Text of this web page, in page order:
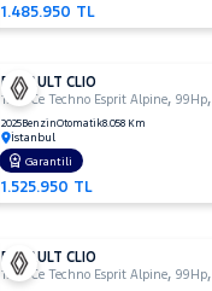
1.485.950 TL
RENAULT CLIO
1.0 TCe Techno Esprit Alpine,99Hp,
2025BenzinOtomatik8.058 Km
İstanbul
1.525.950 TL
Garantili
RENAULT CLIO
1.0 TCe Techno Esprit Alpine,99Hp,